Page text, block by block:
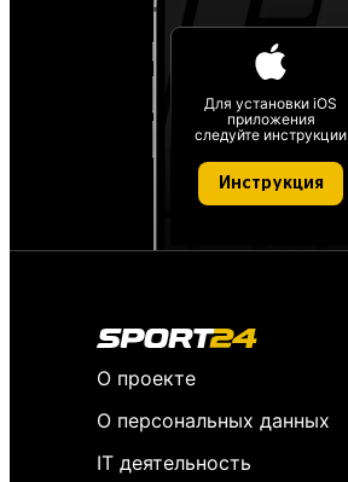
Для установки iOS
приложения
следуйте инструкции
Инструкция
О проекте
О персональных данных
IT деятельность